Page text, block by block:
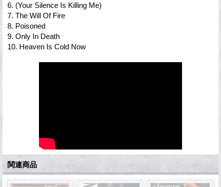
6. (Your Silence Is Killing Me)
7. The Will Of Fire
8. Poisoned
9. Only In Death
10. Heaven Is Cold Now
関連商品